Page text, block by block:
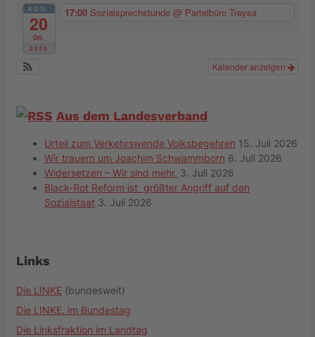
AUG.
20
Do.
2026
17:00 Sozialsprechstunde @ Parteibüro Treysa
Kalender anzeigen
Aus dem Landesverband
Urteil zum Verkehrswende Volksbegehren 15. Juli 2026
Wir trauern um Joachim Schwammborn 6. Juli 2026
Widersetzen – Wir sind mehr. 3. Juli 2026
Black-Rot Reform ist größter Angriff auf den
Sozialstaat 3. Juli 2026
Links
Die LINKE (bundesweit)
Die LINKE. im Bundestag
Die Linksfraktion im Landtag